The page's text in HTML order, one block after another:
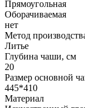
Прямоугольная
Оборачиваемая
нет
Метод
Литье
Глубина чаши, см
20
Размер основной
445*410
Материал